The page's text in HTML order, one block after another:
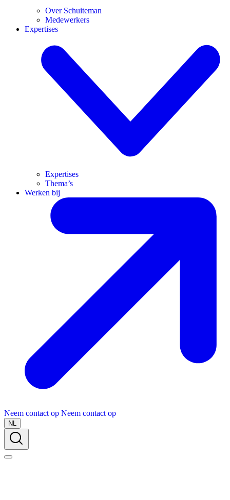
Over Schuiteman
Medewerkers
Expertises
Expertises
Thema’s
Werken bij
Neem contact op Neem contact op
NL